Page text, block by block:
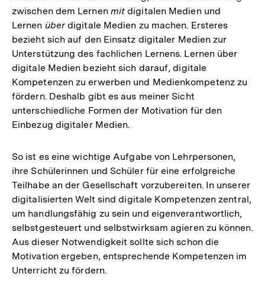
zwischen dem Lernen mit digitalen Medien und
Lernen überdigitale Medien zu machen. Ersteres
bezieht sich auf den Einsatz digitaler Medien zur
Unterstützung des fachlichen Lernens. Lernen über
digitale Medien bezieht sich darauf, digitale
Kompetenzen zu erwerben und Medienkompetenz zu
fördern. Deshalb gibt es aus meiner Sicht
unterschiedliche Formen der Motivation für den
Einbezug digitaler Medien.
So ist es eine wichtige Aufgabe von Lehrpersonen,
ihre Schülerinnen und Schüler für eine erfolgreiche
Teilhabe an der Gesellschaft vorzubereiten. In unserer
digitalisierten Welt sind digitale Kompetenzen zentral,
um handlungsfähig zu sein und eigenverantwortlich,
selbstgesteuert und selbstwirksam agieren zu können.
Aus dieser Notwendigkeit sollte sich schon die
Motivation ergeben, entsprechende Kompetenzen im
Unterricht zu fördern.